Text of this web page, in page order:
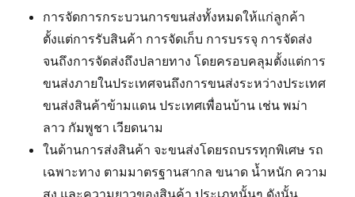
การจัดการกระบวนการขนส่งทั้งหมดให้แก่ลูกค้า
ตั้งแต่การรับสินค้า การจัดเก็บ การบรรจุ การจัดส่ง
จนถึงการจัดส่งถึงปลายทาง โดยครอบคลุมตั้งแต่การ
ขนส่งภายในประเทศจนถึงการขนส่งระหว่างประเทศ
ขนส่งสินค้าข้ามแดน ประเทศเพื่อนบ้าน เช่น พม่า
ลาว กัมพูชา เวียดนาม
ในด้านการส่งสินค้า จะขนส่งโดยรถบรรทุกพิเศษ รถ
เฉพาะทาง ตามมาตรฐานสากล ขนาด น้ำหนัก ความ
สูง และความยาวของสินค้า ประเภทนั้นๆ ดังนั้น